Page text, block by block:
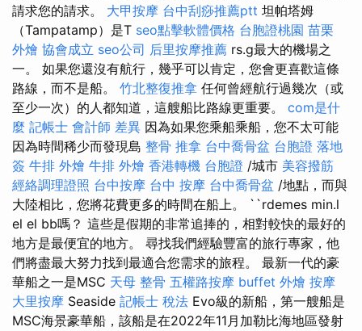
請求您的請求。 大甲按摩 台中刮痧推薦ptt 坦帕塔姆
（Tampatamp）是T seo點擊軟體價格 台胞證桃園 苗栗
外燴 協會成立 seo公司 后里按摩推薦 rs.g最大的機場之
一。 如果您還沒有航行，幾乎可以肯定，您會更喜歡這條
路線，而不是船。 竹北整復推拿 任何曾經航行過幾次（或
至少一次）的人都知道，這艘船比路線更重要。 com是什
麼 記帳士 會計師 差異 因為如果您乘船乘船，您不太可能
因為時間稀少而發現島 整骨 推拿 台中喬骨盆 台胞證 落地
簽 牛排 外燴 牛排 外燴 香港轉機 台胞證 /城市 美容撥筋
經絡調理證照 台中按摩 台中 按摩 台中喬骨盆 /地點，而與
大陸相比，您將花費更多的時間在船上。 ``rdemes min.l
el el bb嗎？ 這些是假期的非常追捧的，相對較快的最好的
地方是最便宜的地方。 尋找我們經驗豐富的旅行專家，他
們將盡最大努力找到最適合您需求的旅程。 最新一代的豪
華船之一是MSC 天母 整骨 五權路按摩 buffet 外燴 按摩
大里按摩 Seaside 記帳士 稅法 Evo級的新船，第一艘船是
MSC海景豪華船，該船是在2022年11月加勒比海地區發射